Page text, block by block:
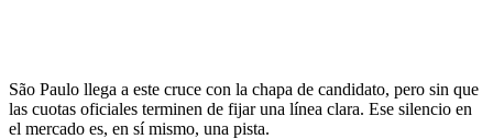
São Paulo llega a este cruce con la chapa de candidato, pero sin que
las cuotas oficiales terminen de fijar una línea clara. Ese silencio en
el mercado es, en sí mismo, una pista.